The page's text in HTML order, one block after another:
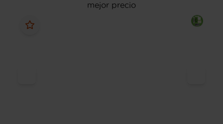
mejor precio